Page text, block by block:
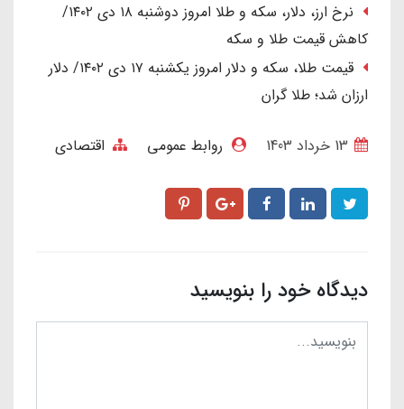
نرخ ارز، دلار، سکه و طلا امروز دوشنبه ۱۸ دی ۱۴۰۲/
کاهش قیمت طلا و سکه
قیمت طلا، سکه و دلار امروز یکشنبه ۱۷ دی ۱۴۰۲/ دلار
ارزان شد؛ طلا گران
روابط عمومی اقتصادی
دیدگاه خود را بنویسید